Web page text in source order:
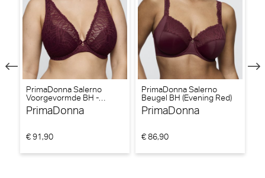
PrimaDonna Salerno
Voorgevormde BH -
Triangel BH (Evening Red)
PrimaDonna
€ 91,90
PrimaDonna Salerno
Beugel BH (Evening Red)
PrimaDonna
€ 86,90